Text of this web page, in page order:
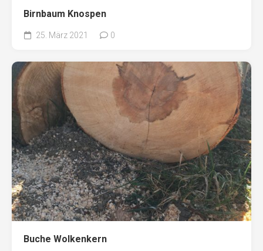
Birnbaum Knospen
25. März 2021 0
Buche Wolkenkern